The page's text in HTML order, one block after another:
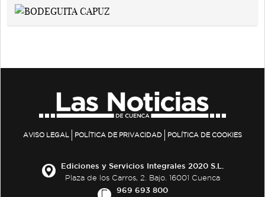
AVISO LEGAL POLÍTICA DE PRIVACIDAD POLÍTICA DE COOKIES
Ediciones y Servicios Integrales 2020 S.L.
Plaza de los Carros, 2. Bajo. 16001 Cuenca
969 693 800